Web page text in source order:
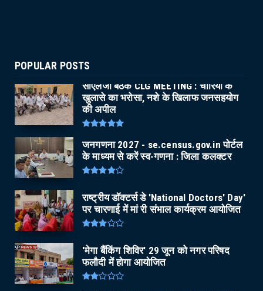
POPULAR POSTS
सीएलजी बैठक CLG MEETING : चोरियों के
खुलासे का भरोसा, नशे के खिलाफ जनसहयोग
की अपील
जनगणना 2027 - se.census.gov.in पोर्टल
के माध्यम से करें स्व-गणना : जिला कलक्टर
राष्ट्रीय डॉक्टर्स डे 'National Doctors' Day'
पर चारणाई में मां री संभाल कार्यक्रम आयोजित
'मेगा बैंकिंग शिविर' 29 जून को नगर परिषद
फलौदी में होगा आयोजित